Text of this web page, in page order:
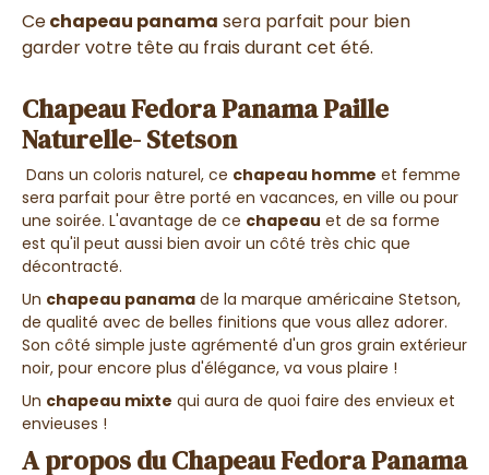
Cechapeau panama sera parfait pour bien
garder votre tête au frais durant cet été.
Chapeau Fedora Panama Paille
Naturelle- Stetson
Dans un coloris naturel, ce chapeau homme et femme
sera parfait pour être porté en vacances, en ville ou pour
une soirée. L'avantage de ce chapeau et de sa forme
est qu'il peut aussi bien avoir un côté très chic que
décontracté.
Un chapeau panama de la marque américaine Stetson,
de qualité avec de belles finitions que vous allez adorer.
Son côté simple juste agrémenté d'un gros grain extérieur
noir, pour encore plus d'élégance, va vous plaire !
Un chapeau mixte qui aura de quoi faire des envieux et
envieuses !
A propos du Chapeau Fedora Panama